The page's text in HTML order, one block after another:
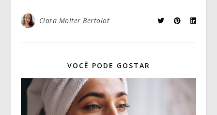
Clara Molter Bertolot
VOCÊ PODE GOSTAR